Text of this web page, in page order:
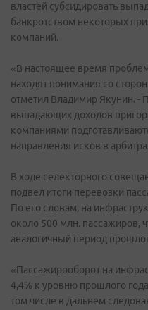
властей субсидировать
банкротством некоторых
компаний.
«В настоящее время
находят понимания со
отметил Владимир Якунин. -
выпадающих доходов
компаниями
направления исков в
В ходе селекторного
подвел итоги перевозки
По его словам, на
около 500 млн. пассажиров,
аналогичный период
«Пассажирооборот на
4,4% к уровню прошлого
том числе в дальнем